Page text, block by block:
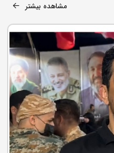
مشاهده بیشتر